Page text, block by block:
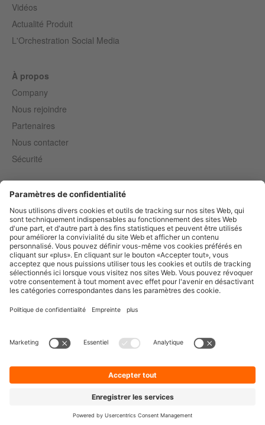
Vidéos
Actualité Produit
L'Orchestration Social Media
À propos
Company
Nous rejoindre
Partenaires
Nous contacter
Sécurité
Entirely
Censhare
Artegic
Marmind
Quintly
Français
Mentions légales Politique de confidentialité